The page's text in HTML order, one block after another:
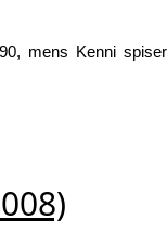
mens Kenni spiser